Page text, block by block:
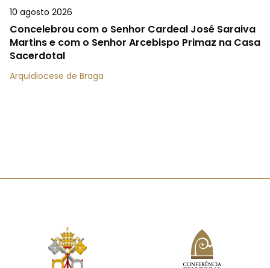
10 agosto 2026
Concelebrou com o Senhor Cardeal José Saraiva
Martins e com o Senhor Arcebispo Primaz na Casa
Sacerdotal
Arquidiocese de Braga